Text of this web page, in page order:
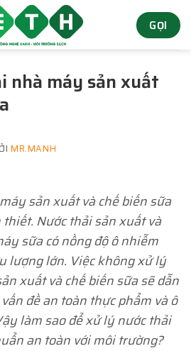
GỌI
nhà máy sản xuất
MR.MANH
sản xuất và chế biến sữa
Nước thải sản xuất và
sữa có nồng độ ô nhiễm
lượng lớn. Việc không xử lý
xuất và chế biến sữa sẽ dẫn
đề an toàn thực phẩm và ô
làm sao để xử lý nước thải
an toàn với môi trường?